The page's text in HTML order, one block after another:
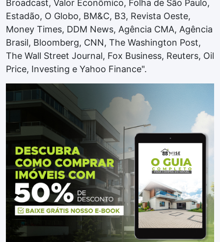
Broadcast, Valor Econômico, Folha de São Paulo,
Estadão, O Globo, BM&C, B3, Revista Oeste,
Money Times, DDM News, Agência CMA, Agência
Brasil, Bloomberg, CNN, The Washington Post,
The Wall Street Journal, Fox Business, Reuters, Oil
Price, Investing e Yahoo Finance".